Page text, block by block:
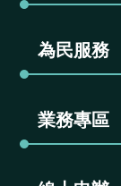
為民服務
業務專區